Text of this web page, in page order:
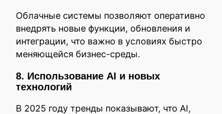
Облачные системы позволяют оперативно
внедрять новые функции, обновления и
интеграции, что важно в условиях быстро
меняющейся бизнес-среды.
8. Использование AI и новых
технологий
В 2025 году тренды показывают, что AI,